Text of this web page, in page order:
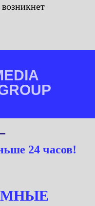
24 часов!